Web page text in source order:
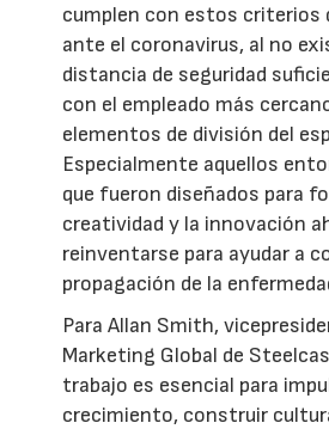
cumplen con estos criterios
ante el coronavirus, al no
distancia de seguridad
con el empleado más
elementos de división del
Especialmente aquellos
que fueron diseñados para
creatividad y la innovación
reinventarse para ayudar a
propagación de la
Para Allan Smith,
Marketing Global de
trabajo es esencial para
crecimiento, construir